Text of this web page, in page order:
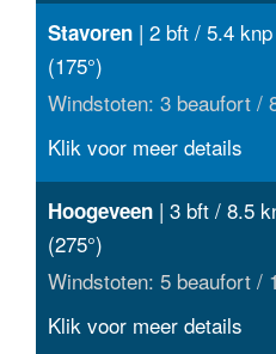
Stavoren | 2 bft / 5.4
(175°)
Windstoten: 3 beaufort /
Klik voor meer details
Hoogeveen | 3 bft / 8.5
(275°)
Windstoten: 5 beaufort /
Klik voor meer details